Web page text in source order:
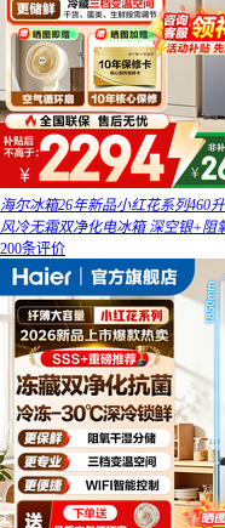
海尔冰箱26年新品小红花系列460
风冷无霜双净化电冰箱 深空银+阻
200条评价